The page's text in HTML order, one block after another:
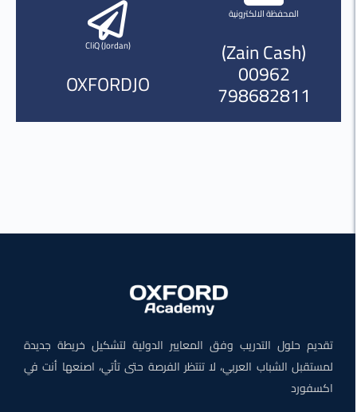
CliQ (Jordan)
OXFORDJO
المحفظة الالكترونية
(Zain Cash)
00962
798682811
حلول التدريب وفق المعايير الدولية لتشكيل خريطة جديدة
الشباب العربي، لا تنتظر الفرصة حتى تأتي، اصنعها أنت في